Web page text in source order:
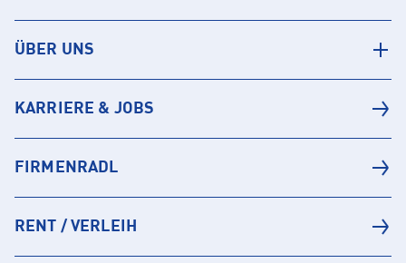
ÜBER UNS
KARRIERE & JOBS
FIRMENRADL
RENT / VERLEIH